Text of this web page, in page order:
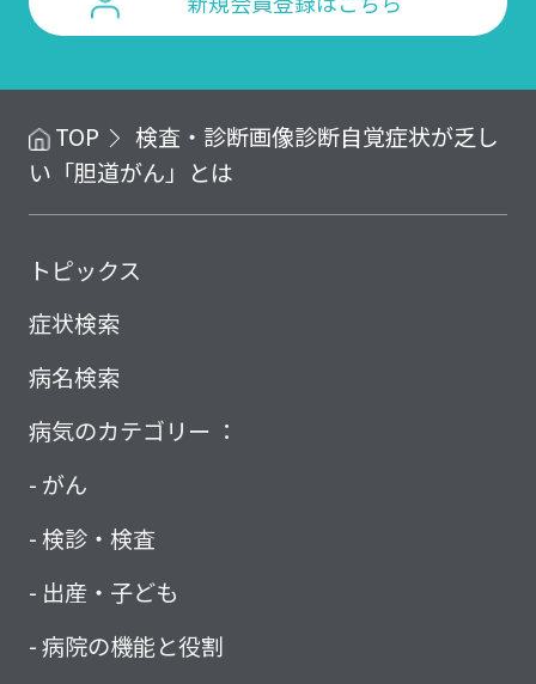
TOP 検査・診断画像診断自覚症状が乏し
い「胆道がん」とは
トピックス
症状検索
病名検索
病気のカテゴリー ：
がん
検診・検査
出産・子ども
病院の機能と役割